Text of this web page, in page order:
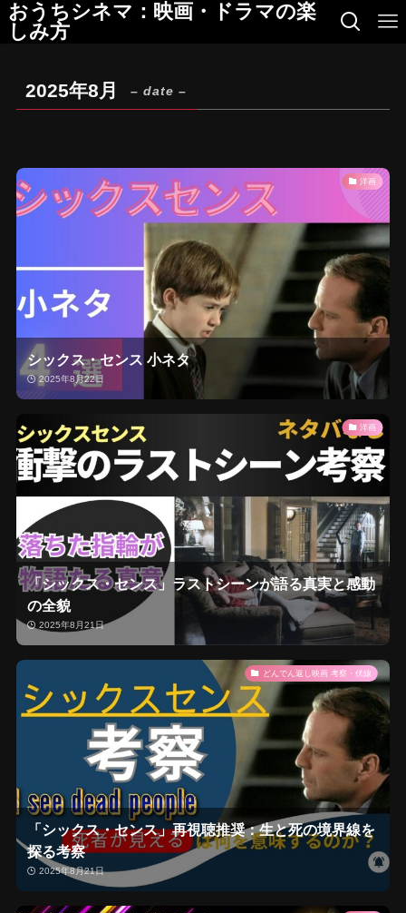
おうちシネマ：映画・ドラマの楽
しみ方
2025年8月 – date –
洋画
シックス・センス 小ネタ
2025年8月22日
洋画
「シックス・センス」ラストシーンが語る真実と感動
の全貌
2025年8月21日
どんでん返し映画 考察・伏線
「シックス・センス」再視聴推奨：生と死の境界線を
探る考察
2025年8月21日